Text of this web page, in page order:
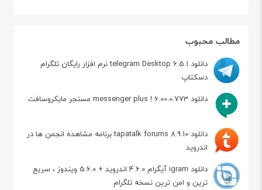
مطالب محبوب
دانلود telegram Desktop 6.5.1 نرم افزار رایگان تلگرام
دسکتاپ
دانلود messenger plus ! 6.00.0.773 مسنجر مایکروسافت
دانلود tapatalk forums 8.9.10 برنامه مشاهده انجمن ها در
اندروید
دانلود igram آیگرام 4.6.0 اندروید + 5.6.0 ویندوز ، سریع
ترین و امن ترین نسخه تلگرام